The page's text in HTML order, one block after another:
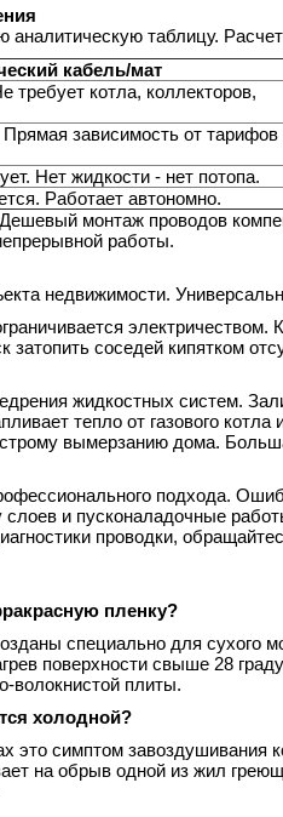
таблицу.
кабель/мат
требует котла, коллекторов,
зависимость от тарифов
Нет жидкости - нет потопа.
Работает автономно.
монтаж проводов
работы.
недвижимости.
соседей кипятком
жидкостных систем.
тепло от газового
вымерзанию дома.
подхода.
слоев и пусконаладочные
проводки,
пленку?
специально для сухого
поверхности свыше 28
волокнистой плиты.
холодной?
это симптом завоздушивания
на обрыв одной из жил